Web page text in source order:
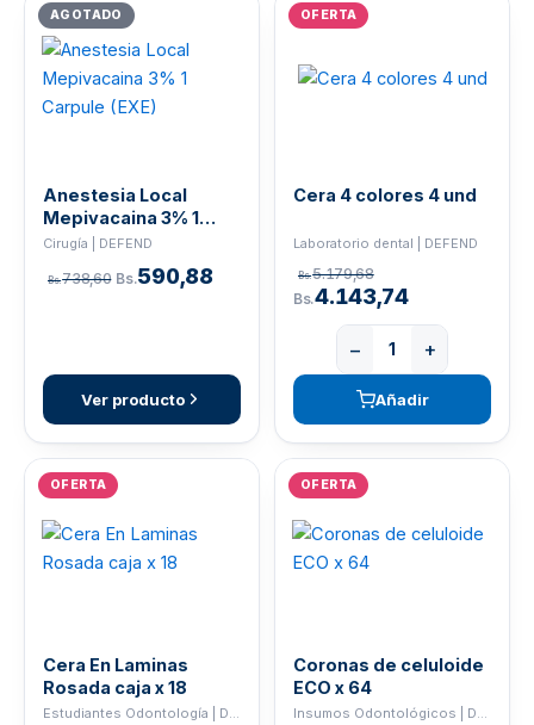
AGOTADO
Anestesia Local
Mepivacaina 3% 1
Carpule (EXE)
Cirugía | DEFEND
Bs.738,60 Bs.590,88
Ver producto
OFERTA
Cera 4 colores 4 und
Laboratorio dental | DEFEND
Bs.5.179,68
Bs.4.143,74
− +
Añadir
OFERTA
Cera En Laminas
Rosada caja x 18
Estudiantes Odontología | DEFEND
OFERTA
Coronas de celuloide
ECO x 64
Insumos Odontológicos | DEFEND